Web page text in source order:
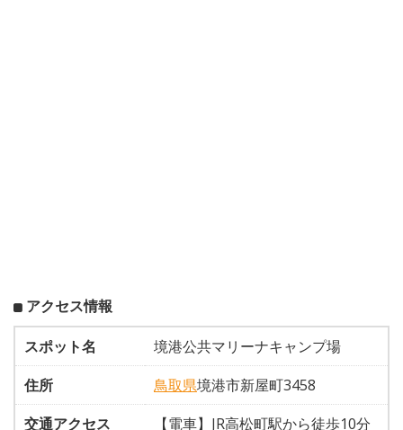
アクセス情報
スポット名
境港公共マリーナキャンプ場
住所
鳥取県境港市新屋町3458
交通アクセス
【電車】JR高松町駅から徒歩10分